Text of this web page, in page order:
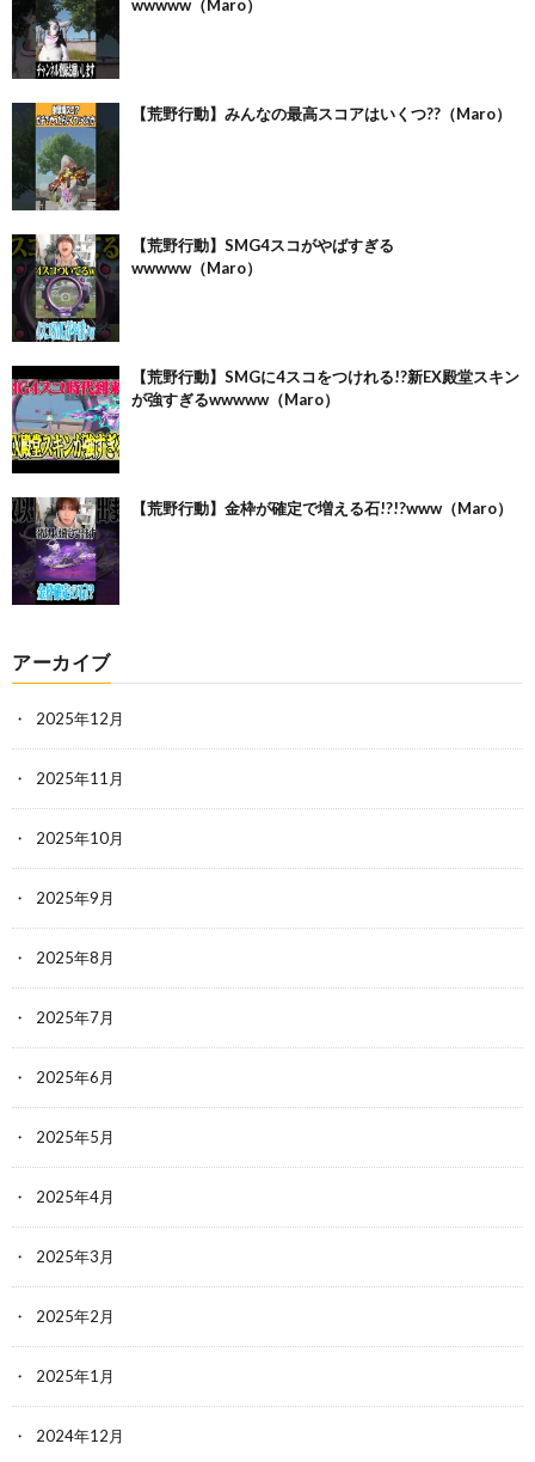
wwwww（Maro）
【荒野行動】みんなの最高スコアはいくつ??（Maro）
【荒野行動】SMG4スコがやばすぎる
wwwww（Maro）
【荒野行動】SMGに4スコをつけれる!?新EX殿堂スキン
が強すぎるwwwww（Maro）
【荒野行動】金枠が確定で増える石!?!?www（Maro）
アーカイブ
2025年12月
2025年11月
2025年10月
2025年9月
2025年8月
2025年7月
2025年6月
2025年5月
2025年4月
2025年3月
2025年2月
2025年1月
2024年12月